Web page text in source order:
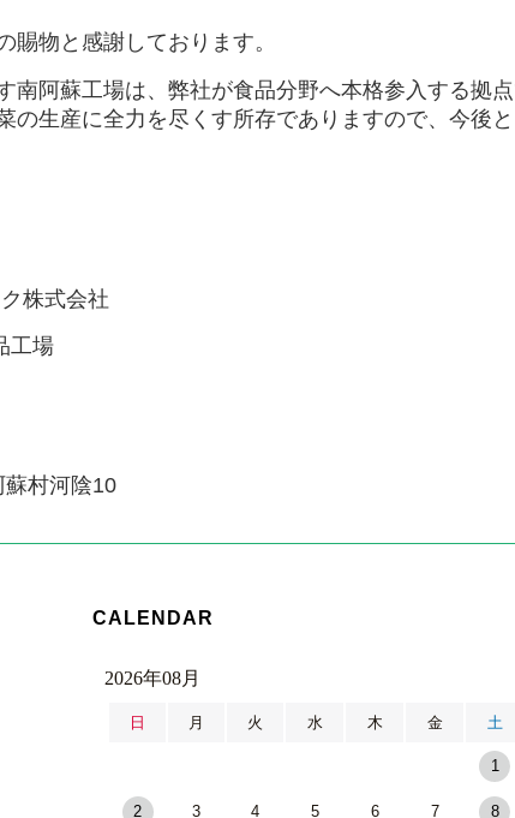
賜物と感謝しております。
南阿蘇工場は、弊社が食品分野へ本格参入する拠
の生産に全力を尽くす所存でありますので、今後
株式会社
工場
村河陰10
CALENDAR
2026年08月
日 月 火 水 木 金 土
1
2 3 4 5 6 7 8